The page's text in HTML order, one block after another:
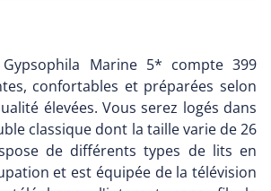
Marine 5* compte 399
confortables et préparées selon
élevées. Vous serez logés dans
classique dont la taille varie de 26
de différents types de lits en
et est équipée de la télévision